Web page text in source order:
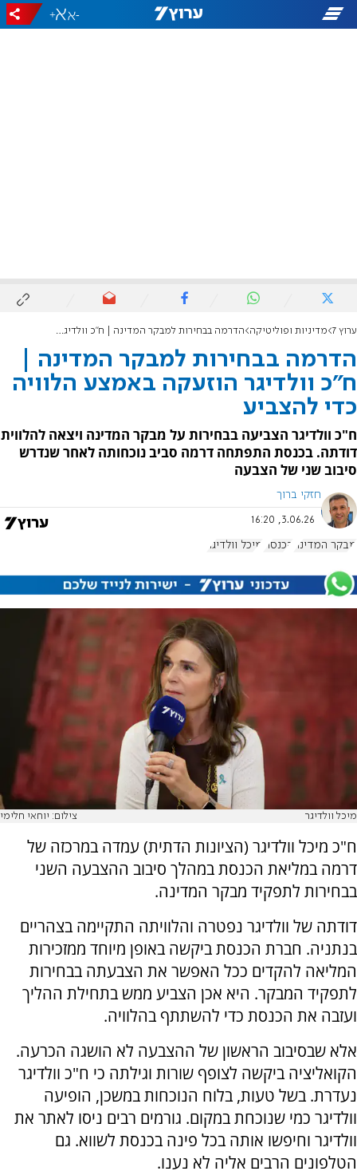
-
+
ערוץ 7 מדיניות ופוליטיקה הדרמה בבחירות למבקר המדינה | ח"כ וולדיגר הוזעקה באמצע הלוויה כדי להצביע
הדרמה בבחירות למבקר המדינה |
ח"כ וולדיגר הוזעקה באמצע הלוויה
כדי להצביע
ח"כ וולדיגר הצביעה בבחירות על מבקר המדינה ויצאה להלווית
דודתה. בכנסת התפתחה דרמה סביב נוכחותה לאחר שנדרש
סיבוב שני של הצבעה
חזקי ברוך
3.06.26, 16:20
מבקר המדינה הכנסת מיכל וולדיגר
מיכל וולדיגר צילום: יוחאי חלימי
ח"כ מיכל וולדיגר (הציונות הדתית) עמדה במרכזה של
דרמה במליאת הכנסת במהלך סיבוב ההצבעה השני
בבחירות לתפקיד מבקר המדינה.
דודתה של וולדיגר נפטרה והלוויתה התקיימה בצהריים
בנתניה. חברת הכנסת ביקשה באופן מיוחד ממזכירות
המליאה להקדים ככל האפשר את הצבעתה בבחירות
לתפקיד המבקר. היא אכן הצביע ממש בתחילת ההליך
ועזבה את הכנסת כדי להשתתף בהלוויה.
אלא שבסיבוב הראשון של ההצבעה לא הושגה הכרעה.
הקואליציה ביקשה לצופף שורות וגילתה כי ח"כ וולדיגר
נעדרת. בשל טעות, בלוח הנוכחות במשכן, הופיעה
וולדיגר כמי שנוכחת במקום. גורמים רבים ניסו לאתר את
וולדיגר וחיפשו אותה בכל פינה בכנסת לשווא. גם
הטלפונים הרבים אליה לא נענו.